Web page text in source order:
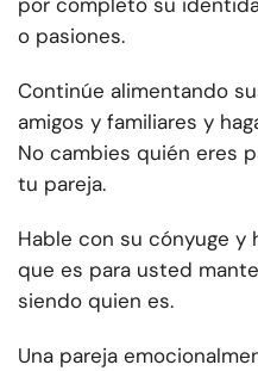
o pasiones.
Continúe alimentando
amigos y familiares y
No cambies quién eres
tu pareja.
Hable con su cónyuge y
que es para usted
siendo quien es.
Una pareja